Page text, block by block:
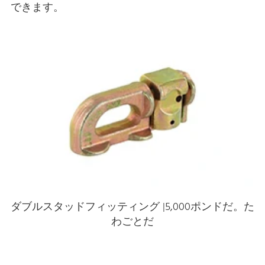
できます。
ダブルスタッドフィッティング |5,000ポンドだ。た
わごとだ